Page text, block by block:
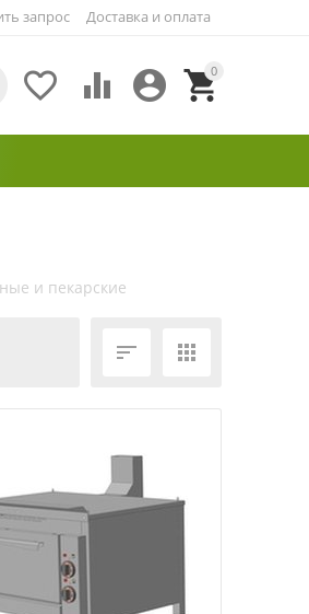
запрос Доставка и оплата
0


 
и пекарские
 